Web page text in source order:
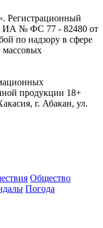
Регистрационный
ИА № ФС 77 - 82480 от
по надзору в сфере
массовых
продукции 18+
г. Абакан, ул.
Общество
Погода